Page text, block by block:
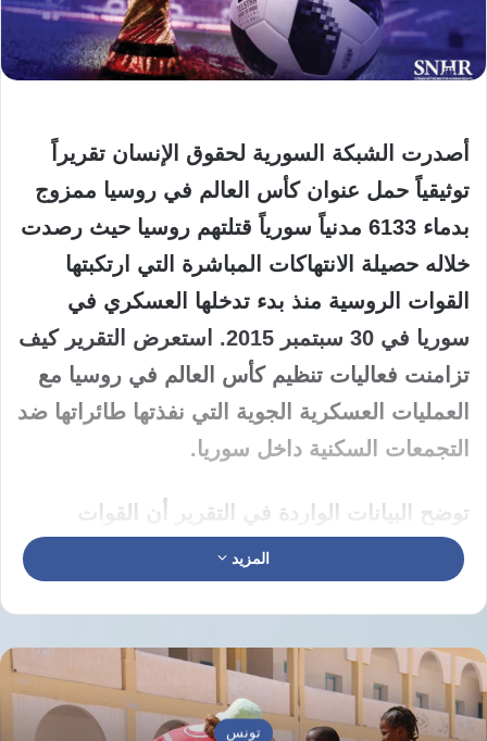
أصدرت الشبكة السورية لحقوق الإنسان تقريراً
توثيقياً حمل عنوان كأس العالم في روسيا ممزوج
بدماء 6133 مدنياً سورياً قتلتهم روسيا حيث رصدت
خلاله حصيلة الانتهاكات المباشرة التي ارتكبتها
القوات الروسية منذ بدء تدخلها العسكري في
سوريا في 30 سبتمبر 2015. استعرض التقرير كيف
تزامنت فعاليات تنظيم كأس العالم في روسيا مع
العمليات العسكرية الجوية التي نفذتها طائراتها ضد
التجمعات السكنية داخل سوريا.
توضح البيانات الواردة في التقرير أن القوات
الروسية تحولت إلى شريك رئيسي للنظام السوري
في تنفيذ الانتهاكات الجسيمة بحق الشعب السوري
خلال فترة توليها مهامها الميدانية. ركزت التحليلات
الحقوقية على التناقض بين استضافة روسيا لكأس
العالم والعمليات العسكرية التي أدت إلى تدمير
واسع في البنى التحتية والمرافق المدنية في
المزيد
تونس